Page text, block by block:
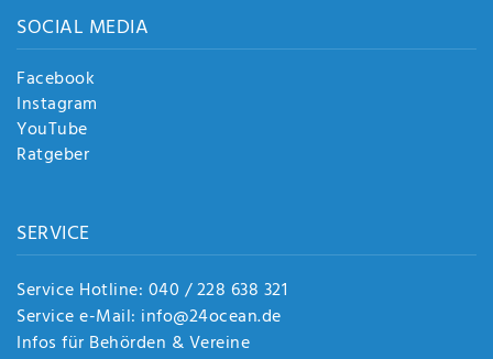
SOCIAL MEDIA
Facebook
Instagram
YouTube
Ratgeber
SERVICE
Service Hotline: 040 / 228 638 321
Service e-Mail: info@24ocean.de
Infos für Behörden & Vereine